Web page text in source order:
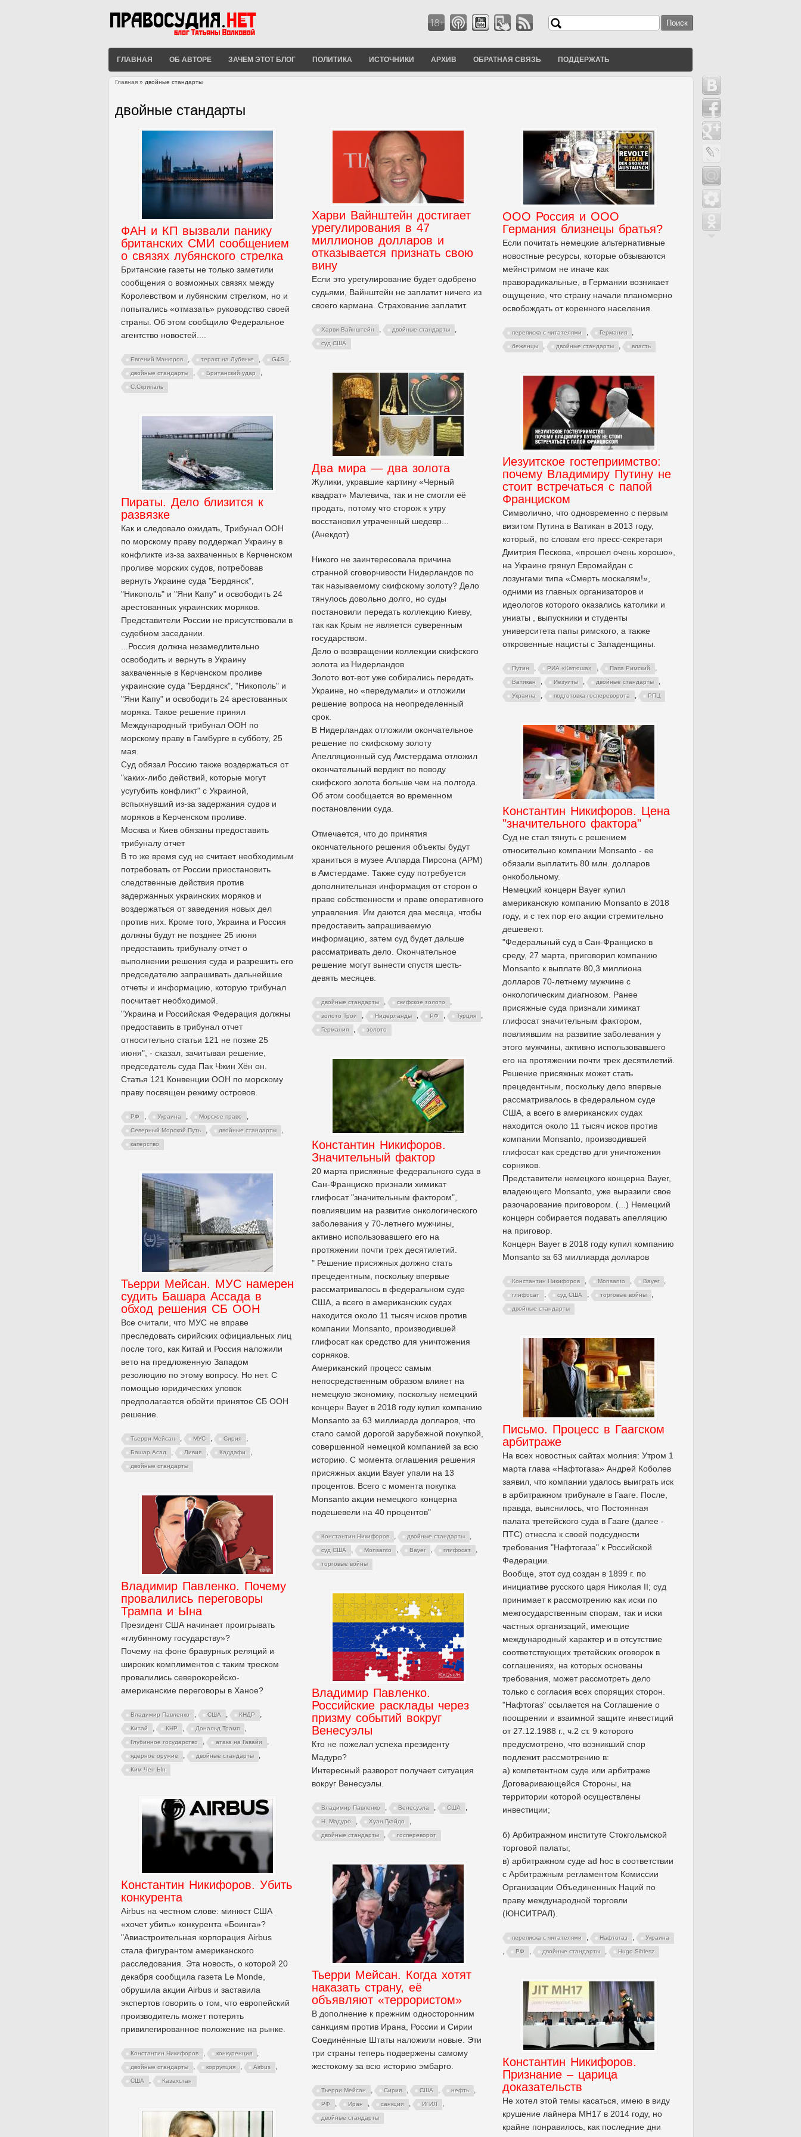
Форма поиска
Поиск
ГЛАВНАЯ ОБ АВТОРЕ ЗАЧЕМ ЭТОТ БЛОГ ПОЛИТИКА ИСТОЧНИКИ АРХИВ ОБРАТНАЯ СВЯЗЬ ПОДДЕРЖАТЬ
Главная » двойные стандарты
двойные стандарты
ФАН и КП вызвали панику
британских СМИ сообщением
о связях лубянского стрелка
Британские газеты не только заметили
сообщения о возможных связях между
Королевством и лубянским стрелком, но и
попытались «отмазать» руководство своей
страны. Об этом сообщило Федеральное
агентство новостей....
Евгений Манюров , теракт на Лубянке , G4S ,
двойные стандарты , Британский удар ,
С.Скрипаль
Харви Вайнштейн достигает
урегулирования в 47
миллионов долларов и
отказывается признать свою
вину
Если это урегулирование будет одобрено
судьями, Вайнштейн не заплатит ничего из
своего кармана. Страхование заплатит.
Харви Вайнштейн , двойные стандарты ,
суд США
OOO Россия и OOO
Германия близнецы братья?
Если почитать немецкие альтернативные
новостные ресурсы, которые обзываются
мейнстримом не иначе как
праворадикальные, в Германии возникает
ощущение, что страну начали планомерно
освобождать от коренного населения.
переписка с читателями , Германия ,
беженцы , двойные стандарты , власть
Два мира — два золота
Жулики, укравшие картину «Черный
квадрат» Малевича, так и не смогли её
продать, потому что сторож к утру
восстановил утраченный шедевр...
(Анекдот)
Никого не заинтересовала причина
странной сговорчивости Нидерландов по
так называемому скифскому золоту? Дело
тянулось довольно долго, но суды
постановили передать коллекцию Киеву,
так как Крым не является суверенным
государством.
Дело о возвращении коллекции скифского
золота из Нидерландов
Золото вот-вот уже собирались передать
Украине, но «передумали» и отложили
решение вопроса на неопределенный
срок.
В Нидерландах отложили окончательное
решение по скифскому золоту
Апелляционный суд Амстердама отложил
окончательный вердикт по поводу
скифского золота больше чем на полгода.
Об этом сообщается во временном
постановлении суда.
Отмечается, что до принятия
окончательного решения объекты будут
храниться в музее Алларда Пирсона (APM)
в Амстердаме. Также суду потребуется
дополнительная информация от сторон о
праве собственности и праве оперативного
управления. Им даются два месяца, чтобы
предоставить запрашиваемую
информацию, затем суд будет дальше
рассматривать дело. Окончательное
решение могут вынести спустя шесть-
девять месяцев.
двойные стандарты , скифское золото ,
золото Трои , Нидерланды , РФ , Турция ,
Германия , золото
Иезуитское гостеприимство:
почему Владимиру Путину не
стоит встречаться с папой
Франциском
Символично, что одновременно с первым
визитом Путина в Ватикан в 2013 году,
который, по словам его пресс-секретаря
Дмитрия Пескова, «прошел очень хорошо»,
на Украине грянул Евромайдан с
лозунгами типа «Смерть москалям!»,
одними из главных организаторов и
идеологов которого оказались католики и
униаты , выпускники и студенты
университета папы римского, а также
откровенные нацисты с Западенщины.
Путин , РИА «Катюша» , Папа Римский ,
Ватикан , Иезуиты , двойные стандарты ,
Украина , подготовка госпереворота , РПЦ
Пираты. Дело близится к
развязке
Как и следовало ожидать, Трибунал ООН
по морскому праву поддержал Украину в
конфликте из-за захваченных в Керченском
проливе морских судов, потребовав
вернуть Украине суда "Бердянск",
"Никополь" и "Яни Капу" и освободить 24
арестованных украинских моряков.
Представители России не присутствовали в
судебном заседании.
...Россия должна незамедлительно
освободить и вернуть в Украину
захваченные в Керченском проливе
украинские суда "Бердянск", "Никополь" и
"Яни Капу" и освободить 24 арестованных
моряка. Такое решение принял
Международный трибунал ООН по
морскому праву в Гамбурге в субботу, 25
мая.
Суд обязал Россию также воздержаться от
"каких-либо действий, которые могут
усугубить конфликт" с Украиной,
вспыхнувший из-за задержания судов и
моряков в Керченском проливе.
Москва и Киев обязаны предоставить
трибуналу отчет
В то же время суд не считает необходимым
потребовать от России приостановить
следственные действия против
задержанных украинских моряков и
воздержаться от заведения новых дел
против них. Кроме того, Украина и Россия
должны будут не позднее 25 июня
предоставить трибуналу отчет о
выполнении решения суда и разрешить его
председателю запрашивать дальнейшие
отчеты и информацию, которую трибунал
посчитает необходимой.
"Украина и Российская Федерация должны
предоставить в трибунал отчет
относительно статьи 121 не позже 25
июня", - сказал, зачитывая решение,
председатель суда Пак Чжин Хён он.
Статья 121 Конвенции ООН по морскому
праву посвящен режиму островов.
РФ , Украина , Морское право ,
Северный Морской Путь , двойные стандарты ,
каперство
Константин Никифоров. Цена
"значительного фактора"
Суд не стал тянуть с решением
относительно компании Monsanto - ее
обязали выплатить 80 млн. долларов
онкобольному.
Немецкий концерн Bayer купил
американскую компанию Monsanto в 2018
году, и с тех пор его акции стремительно
дешевеют.
"Федеральный суд в Сан-Франциско в
среду, 27 марта, приговорил компанию
Monsanto к выплате 80,3 миллиона
долларов 70-летнему мужчине с
онкологическим диагнозом. Ранее
присяжные суда признали химикат
глифосат значительным фактором,
повлиявшим на развитие заболевания у
этого мужчины, активно использовавшего
его на протяжении почти трех десятилетий.
Решение присяжных может стать
прецедентным, поскольку дело впервые
рассматривалось в федеральном суде
США, а всего в американских судах
находится около 11 тысяч исков против
компании Monsanto, производившей
глифосат как средство для уничтожения
сорняков.
Представители немецкого концерна Bayer,
владеющего Monsanto, уже выразили свое
разочарование приговором. (...) Немецкий
концерн собирается подавать апелляцию
на приговор.
Концерн Bayer в 2018 году купил компанию
Monsanto за 63 миллиарда долларов
Константин Никифоров , Monsanto , Bayer ,
глифосат , суд США , торговые войны ,
двойные стандарты
Константин Никифоров.
Значительный фактор
20 марта присяжные федерального суда в
Сан-Франциско признали химикат
глифосат "значительным фактором",
повлиявшим на развитие онкологического
заболевания у 70-летнего мужчины,
активно использовавшего его на
протяжении почти трех десятилетий.
" Решение присяжных должно стать
прецедентным, поскольку впервые
рассматривалось в федеральном суде
США, а всего в американских судах
находится около 11 тысяч исков против
компании Monsanto, производившей
глифосат как средство для уничтожения
сорняков.
Американский процесс самым
непосредственным образом влияет на
немецкую экономику, поскольку немецкий
концерн Bayer в 2018 году купил компанию
Monsanto за 63 миллиарда долларов, что
стало самой дорогой зарубежной покупкой,
совершенной немецкой компанией за всю
историю. С момента оглашения решения
присяжных акции Bayer упали на 13
процентов. Всего с момента покупка
Monsanto акции немецкого концерна
подешевели на 40 процентов"
Константин Никифоров , двойные стандарты ,
суд США , Monsanto , Bayer , глифосат ,
торговые войны
Тьерри Мейсан. МУС намерен
судить Башара Ассада в
обход решения СБ ООН
Все считали, что МУС не вправе
преследовать сирийских официальных лиц
после того, как Китай и Россия наложили
вето на предложенную Западом
резолюцию по этому вопросу. Но нет. С
помощью юридических уловок
предполагается обойти принятое СБ ООН
решение.
Тьерри Мейсан , МУС , Сирия ,
Башар Асад , Ливия , Каддафи ,
двойные стандарты
Письмо. Процесс в Гаагском
арбитраже
На всех новостных сайтах молния: Утром 1
марта глава «Нафтогаза» Андрей Коболев
заявил, что компании удалось выиграть иск
в арбитражном трибунале в Гааге. После,
правда, выяснилось, что Постоянная
палата третейского суда в Гааге (далее -
ПТС) отнесла к своей подсудности
требования "Нафтогаза" к Российской
Федерации.
Вообще, этот суд создан в 1899 г. по
инициативе русского царя Николая II; суд
принимает к рассмотрению как иски по
межгосударственным спорам, так и иски
частных организаций, имеющие
международный характер и в отсутствие
соответствующих третейских оговорок в
соглашениях, на которых основаны
требования, может рассмотреть дело
только с согласия всех спорящих сторон.
"Нафтогаз" ссылается на Соглашение о
поощрении и взаимной защите инвестиций
от 27.12.1988 г., ч.2 ст. 9 которого
предусмотрено, что возникший спор
подлежит рассмотрению в:
а) компетентном суде или арбитраже
Договаривающейся Стороны, на
территории которой осуществлены
инвестиции;
б) Арбитражном институте Стокгольмской
торговой палаты;
в) арбитражном суде ad hoc в соответствии
с Арбитражным регламентом Комиссии
Организации Объединенных Наций по
праву международной торговли
(ЮНСИТРАЛ).
переписка с читателями , Нафтогаз , Украина
, РФ , двойные стандарты , Hugo Siblesz
Владимир Павленко. Почему
провалились переговоры
Трампа и Ына
Президент США начинает проигрывать
«глубинному государству»?
Почему на фоне бравурных реляций и
широких комплиментов с таким треском
провалились северокорейско-
американские переговоры в Ханое?
Владимир Павленко , США , КНДР ,
Китай , КНР , Дональд Трамп ,
Глубинное государство , атака на Гавайи ,
ядерное оружие , двойные стандарты ,
Ким Чен Ын
Владимир Павленко.
Российские расклады через
призму событий вокруг
Венесуэлы
Кто не пожелал успеха президенту
Мадуро?
Интересный разворот получает ситуация
вокруг Венесуэлы.
Владимир Павленко , Венесуэла , США ,
Н. Мадуро , Хуан Гуайдо ,
двойные стандарты , госпереворот
Константин Никифоров. Убить
конкурента
Airbus на честном слове: минюст США
«хочет убить» конкурента «Боинга»?
"Авиастроительная корпорация Airbus
стала фигурантом американского
расследования. Эта новость, о которой 20
декабря сообщила газета Le Monde,
обрушила акции Airbus и заставила
экспертов говорить о том, что европейский
производитель может потерять
привилегированное положение на рынке.
Константин Никифоров , конкуренция ,
двойные стандарты , коррупция , Airbus ,
США , Казахстан
Тьерри Мейсан. Когда хотят
наказать страну, её
объявляют «террористом»
В дополнение к прежним односторонним
санкциям против Ирана, России и Сирии
Соединённые Штаты наложили новые. Эти
три страны теперь подвержены самому
жестокому за всю историю эмбарго.
Тьерри Мейсан , Сирия , США , нефть ,
РФ , Иран , санкции , ИГИЛ ,
двойные стандарты
Константин Никифоров.
Признание – царица
доказательств
Не хотел этой темы касаться, имею в виду
крушение лайнера MH17 в 2014 году, но
крайне понравилось, как последние дни